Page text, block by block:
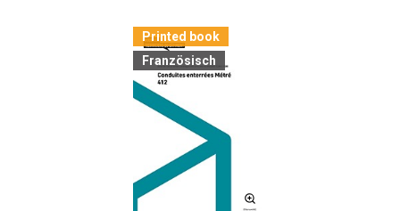
Printed book
Französisch